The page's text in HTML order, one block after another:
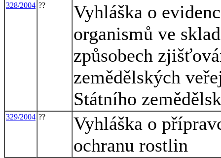
328/2004 ??
Vyhláška o
organismů ve
způsobech
zemědělských
Státního
329/2004 ??
Vyhláška o
ochranu rostlin